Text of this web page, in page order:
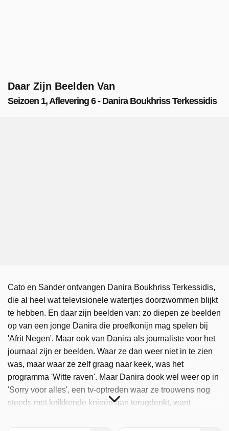
Daar Zijn Beelden Van
Seizoen 1, Aflevering 6 - Danira Boukhriss Terkessidis
Cato en Sander ontvangen Danira Boukhriss Terkessidis,
die al heel wat televisionele watertjes doorzwommen blijkt
te hebben. En daar zijn beelden van: zo diepen ze beelden
op van een jonge Danira die proefkonijn mag spelen bij
'Afrit Negen'. Maar ook van Danira als journaliste voor het
journaal zijn er beelden. Waar ze dan weer niet in te zien
was, maar waar ze zelf graag naar keek, was het
programma 'Witte raven'. Maar Danira dook wel weer op in
'Sorry voor alles', een tv-optreden waar ze trouwens nog
steeds met knikkende knieën aan terugdenkt, want